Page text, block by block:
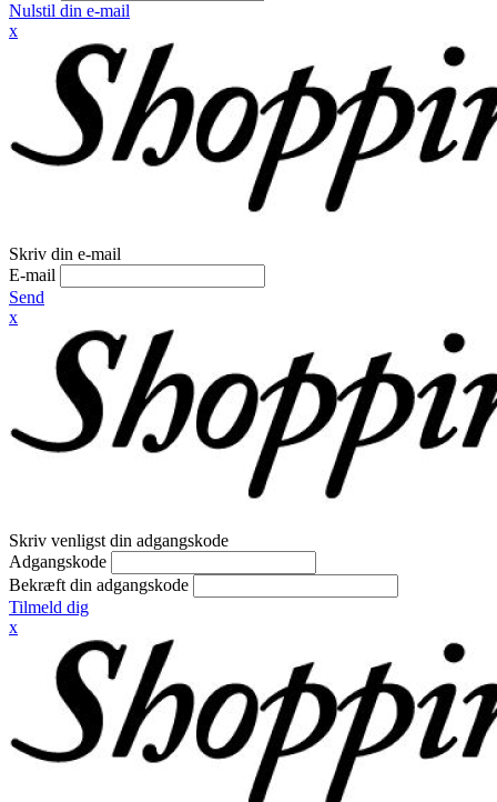
Nulstil din e-mail
x
Skriv din e-mail
E-mail
Send
x
Skriv venligst din adgangskode
Adgangskode
Bekræft din adgangskode
Tilmeld dig
x